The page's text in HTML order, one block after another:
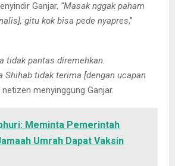
Ganjar. “Masak nggak paham
gitu kok bisa pede nyapres,”
tidak pantas diremehkan.
Shihab tidak terima [dengan ucapan
menyinggung Ganjar.
Meminta Pemerintah
Umrah Dapat Vaksin